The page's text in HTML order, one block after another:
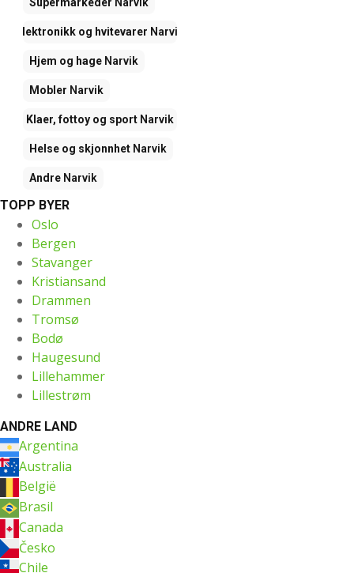
Elektronikk og hvitevarer Narvik
Hjem og hage Narvik
Mobler Narvik
Klaer, fottoy og sport Narvik
Helse og skjonnhet Narvik
Andre Narvik
TOPP BYER
Oslo
Bergen
Stavanger
Kristiansand
Drammen
Tromsø
Bodø
Haugesund
Lillehammer
Lillestrøm
ANDRE LAND
Argentina
Australia
België
Brasil
Canada
Česko
Chile